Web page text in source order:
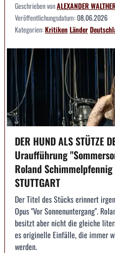
Geschrieben vonALEXANDER
Veröffentlichungsdatum:08.06.2026
Kategorien:KritikenLänder
DER HUND ALS STÜTZE
Uraufführung
Roland
STUTTGART
Der Titel des Stücks erinnert
Opus "Vor Sonnenuntergang".
besitzt aber nicht die gleiche
es originelle Einfälle, die immer
werden.